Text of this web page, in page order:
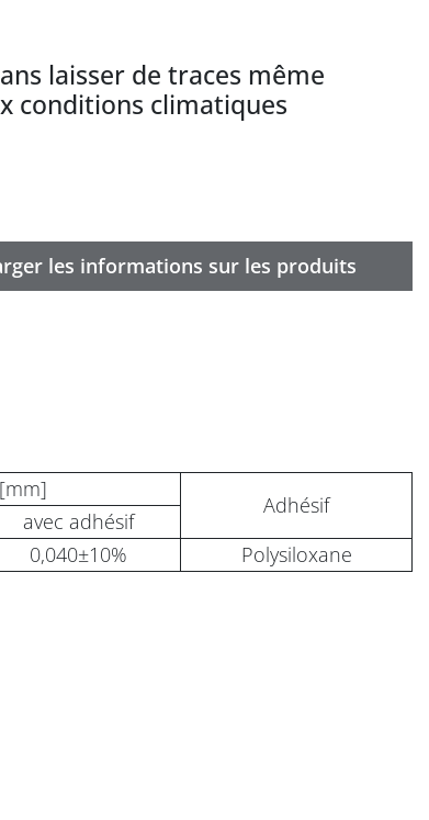
laisser de traces même
conditions climatiques
les informations sur les produits
Adhésif
avec adhésif
0,040±10% Polysiloxane